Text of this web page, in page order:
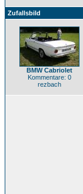
Zufallsbild
BMW Cabriolet
Kommentare: 0
rezbach